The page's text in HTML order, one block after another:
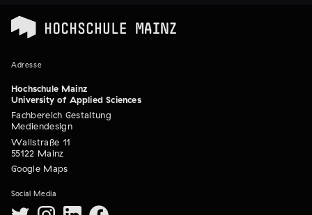
Adresse
Hochschule Mainz
University of Applied Sciences
Fachbereich Gestaltung
Mediendesign
Wallstraße 11
55122 Mainz
Google Maps
Social Media